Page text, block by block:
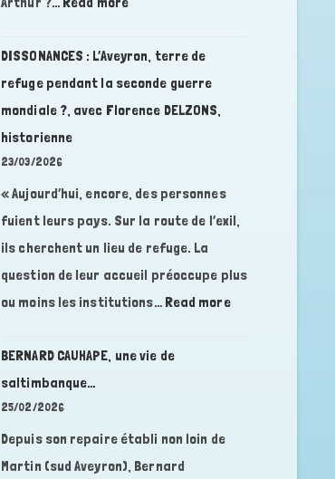
bout
avec
DISSONANCES : L’Aveyron, terre de
refuge pendant la seconde guerre
mondiale ?, avec Florence DELZONS,
historienne
23/03/2026
« Aujourd’hui, encore, des personnes
fuient leurs pays. Sur la route de l’exil,
ils cherchent un lieu de refuge. La
question de leur accueil préoccupe plus
ou moins les institutions… Read more:
BERNARD CAUHAPE, une vie de
saltimbanque…
25/02/2026
Depuis son repaire établi non loin de
Martin (sud Aveyron), Bernard